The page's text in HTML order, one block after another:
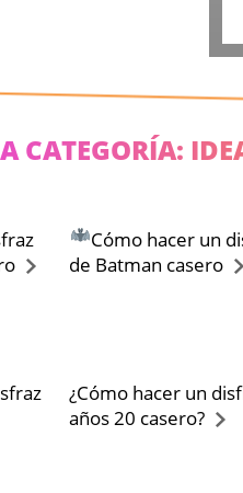
CATEGORÍA:
Cómo hacer un
de Batman casero
¿Cómo hacer un
años 20 casero?